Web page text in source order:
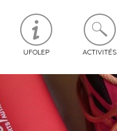
UFOLEP ACTIVITÉS